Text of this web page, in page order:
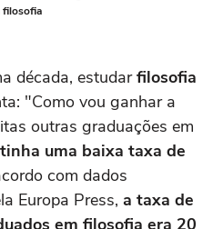
filosofia
década, estudarfilosofia
"Como vou ganhar a
outras graduações em
uma baixa taxa de
com dados
Europa Press, a taxa de
em filosofia era 20